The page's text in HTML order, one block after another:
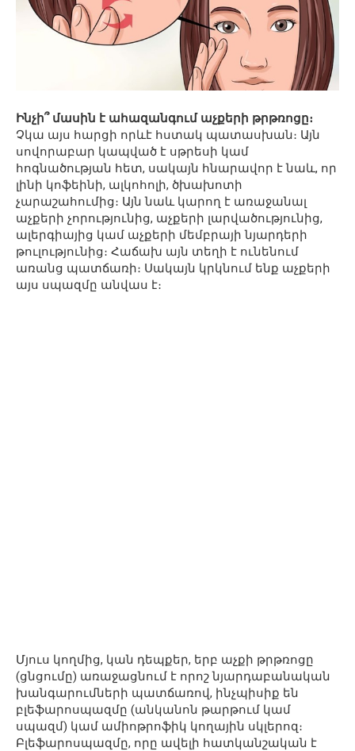
Ինչի՞ մասին է ահազանգում աչքերի թրթռոցը։
Չկա այս հարցի որևէ հստակ պատասխան։ Այն
սովորաբար կապված է սթրեսի կամ
հոգնածության հետ, սակայն հնարավոր է նաև, որ
լինի կոֆեինի, ալկոհոլի, ծխախոտի
չարաշահումից։ Այն նաև կարող է առաջանալ
աչքերի չորությունից, աչքերի լարվածությունից,
ալերգիայից կամ աչքերի մեմբրայի նյարդերի
թուլությունից։ Հաճախ այն տեղի է ունենում
առանց պատճառի։ Սակայն կրկնում ենք աչքերի
այս սպազմը անվաս է։
Մյուս կողմից, կան դեպքեր, երբ աչքի թրթռոցը
(ցնցումը) առաջացնում է որոշ նյարդաբանական
խանգարումների պատճառով, ինչպիսիք են
բլեֆարոսպազմը (անկանոն թարթում կամ
սպազմ) կամ ամիոթրոֆիկ կողային սկլերոզ։
Բլեֆարոսպազմը, որը ավելի հատկանշական է